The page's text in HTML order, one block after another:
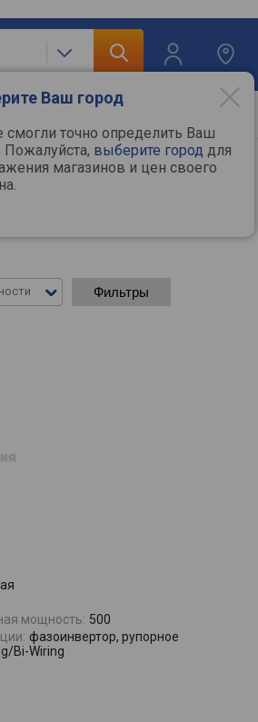
Ваш город
точно определить Ваш
Пожалуйста, выберите город для
магазинов и цен своего
/Акустические системы
системы
в интернет-
Фильтры
мощность: 500
фазоинвертор, рупорное
Bi-Wiring